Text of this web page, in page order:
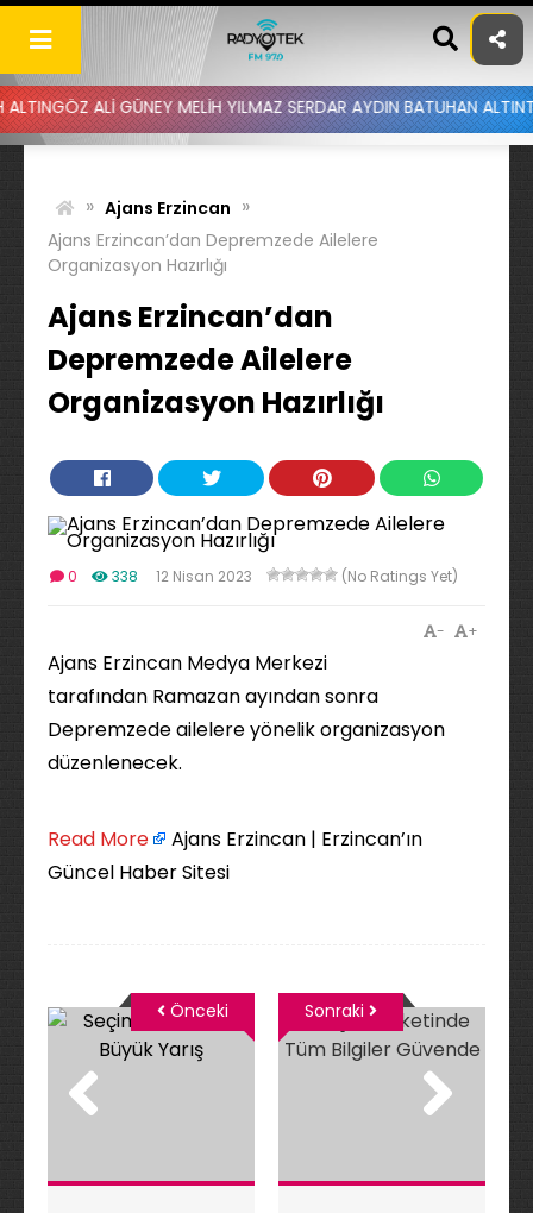
Skip
content
GÜNEY MELİH YILMAZ SERDAR AYDIN BATUHAN ALTINTAŞ UYGAR
» Ajans Erzincan »
Ajans Erzincan’dan Depremzede Ailelere
Organizasyon Hazırlığı
Ajans Erzincan’dan
Depremzede Ailelere
Organizasyon Hazırlığı
0 338 12 Nisan 2023 (No Ratings Yet)
+
-
Ajans Erzincan Medya Merkezi
tarafından Ramazan ayından sonra
Depremzede ailelere yönelik organizasyon
düzenlenecek.
Read More
Ajans Erzincan | Erzincan’ın
Güncel Haber Sitesi
Önceki Sonraki